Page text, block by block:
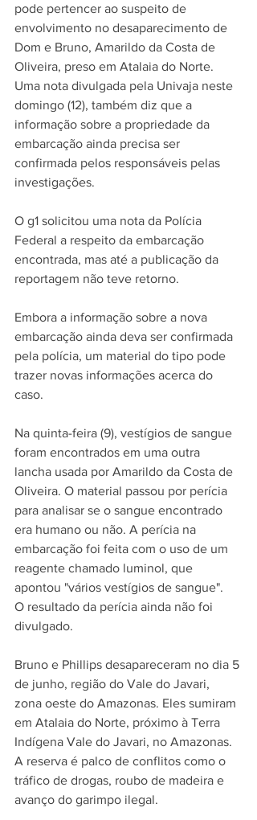
pode pertencer ao suspeito de
envolvimento no desaparecimento de
Dom e Bruno, Amarildo da Costa de
Oliveira, preso em Atalaia do Norte.
Uma nota divulgada pela Univaja neste
domingo (12), também diz que a
informação sobre a propriedade da
embarcação ainda precisa ser
confirmada pelos responsáveis pelas
investigações.
O g1 solicitou uma nota da Polícia
Federal a respeito da embarcação
encontrada, mas até a publicação da
reportagem não teve retorno.
Embora a informação sobre a nova
embarcação ainda deva ser confirmada
pela polícia, um material do tipo pode
trazer novas informações acerca do
caso.
Na quinta-feira (9), vestígios de sangue
foram encontrados em uma outra
lancha usada por Amarildo da Costa de
Oliveira. O material passou por perícia
para analisar se o sangue encontrado
era humano ou não. A perícia na
embarcação foi feita com o uso de um
reagente chamado luminol, que
apontou "vários vestígios de sangue".
O resultado da perícia ainda não foi
divulgado.
Bruno e Phillips desapareceram no dia 5
de junho, região do Vale do Javari,
zona oeste do Amazonas. Eles sumiram
em Atalaia do Norte, próximo à Terra
Indígena Vale do Javari, no Amazonas.
A reserva é palco de conflitos como o
tráfico de drogas, roubo de madeira e
avanço do garimpo ilegal.